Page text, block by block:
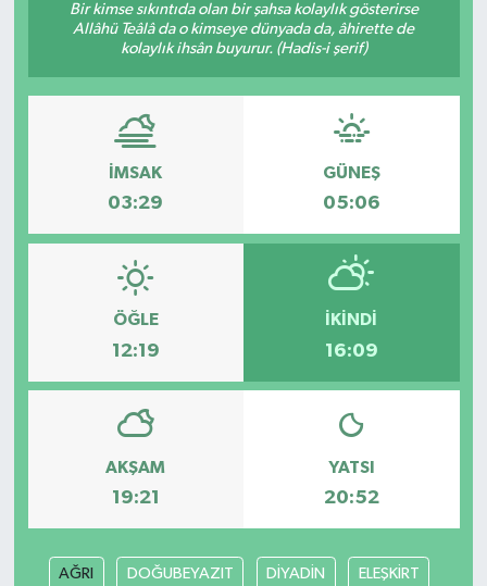
Bir kimse sıkıntıda olan bir şahsa kolaylık gösterirse
Allâhü Teâlâ da o kimseye dünyada da, âhirette de
kolaylık ihsân buyurur. (Hadis-i şerif)
İMSAK
03:29
GÜNEŞ
05:06
ÖĞLE
12:19
İKINDI
16:09
AKŞAM
19:21
YATSI
20:52
AĞRI DOĞUBEYAZIT DİYADİN ELEŞKİRT
Haber Arşivi